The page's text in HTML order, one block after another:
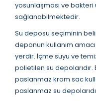
yosunlaşması ve
sağlanabilmektedir.
Su deposu seçiminin
deponun kullanım
yerdir. İçme suyu ve
polietilen su
paslanmaz krom sac
paslanmaz su